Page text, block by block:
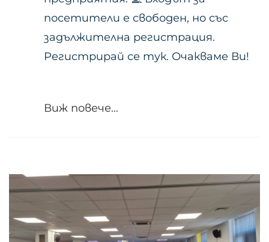
посетители е свободен, но със
задължителна регистрация.
Регистрирай се тук. Очакваме Ви!
Виж повече...